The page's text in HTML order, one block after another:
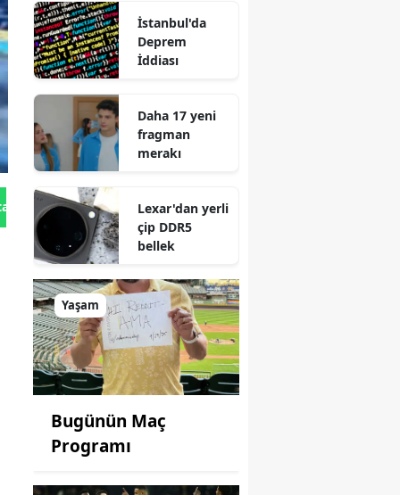
Gönder
İstanbul'da
Deprem
İddiası
Daha 17 yeni
fragman
merakı
Lexar'dan yerli
çip DDR5
bellek
Yaşam
Bugünün Maç
Programı